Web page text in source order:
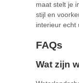
maat stelt je
stijl en
interieur echt
FAQs
Wat zijn